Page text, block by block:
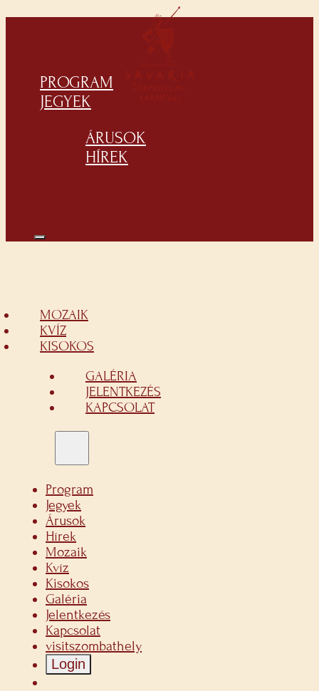
PROGRAM
JEGYEK
ÁRUSOK
HÍREK
MOZAIK
KVÍZ
KISOKOS
GALÉRIA
JELENTKEZÉS
KAPCSOLAT
Program
Jegyek
Árusok
Hírek
Mozaik
Kvíz
Kisokos
Galéria
Jelentkezés
Kapcsolat
visitszombathely
Login